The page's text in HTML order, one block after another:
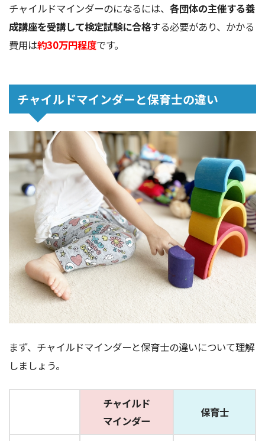
チャイルドマインダーのになるには、 各団体の主催する養
成講座を受講して検定試験に合格する必要があり、かかる
費用は約30万円程度です。
チャイルドマインダーと保育士の違い
まず、チャイルドマインダーと保育士の違いについて理解
しましょう。
チャイルド
マインダー
保育士